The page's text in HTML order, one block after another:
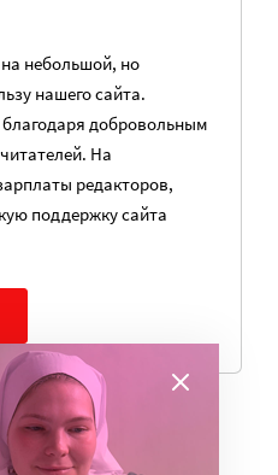
небольшой, но
нашего сайта.
добровольным
На
редакторов,
поддержку сайта
ОТОБРАНЫ В ЗЕЛЕНОГРАДЕ